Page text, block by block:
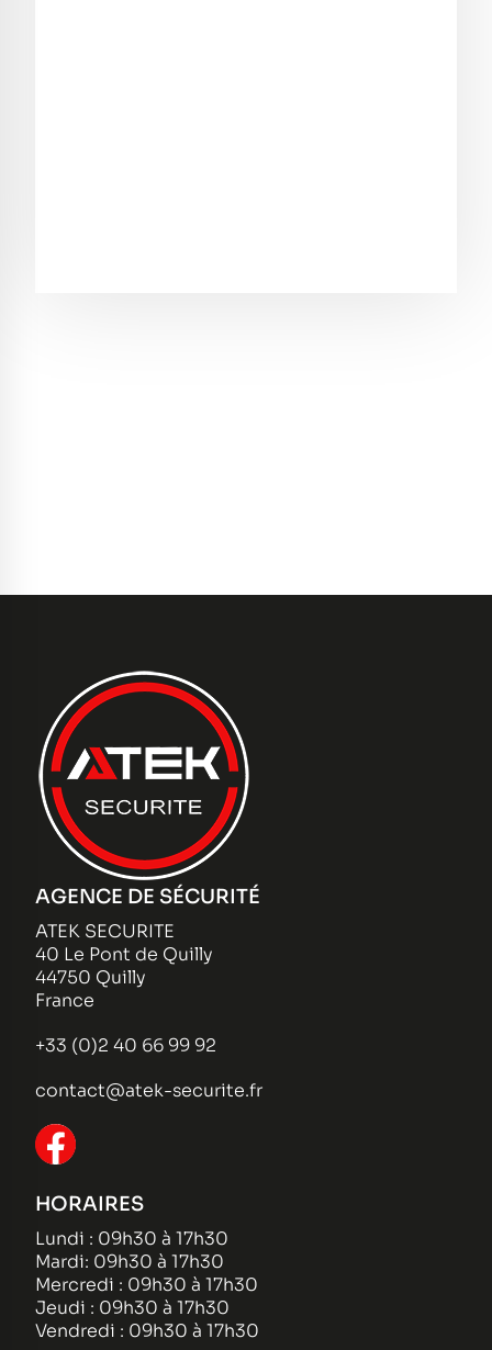
AGENCE DE SÉCURITÉ
ATEK SECURITE
40 Le Pont de Quilly
44750 Quilly
France
+33 (0)2 40 66 99 92
contact@atek-securite.fr
HORAIRES
Lundi : 09h30 à 17h30
Mardi: 09h30 à 17h30
Mercredi : 09h30 à 17h30
Jeudi : 09h30 à 17h30
Vendredi : 09h30 à 17h30